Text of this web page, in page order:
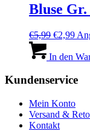
Bluse Gr.
€5,99
war:
€2,99
ist:
In den
Kundenservice
Mein Konto
Versand &
Kontakt